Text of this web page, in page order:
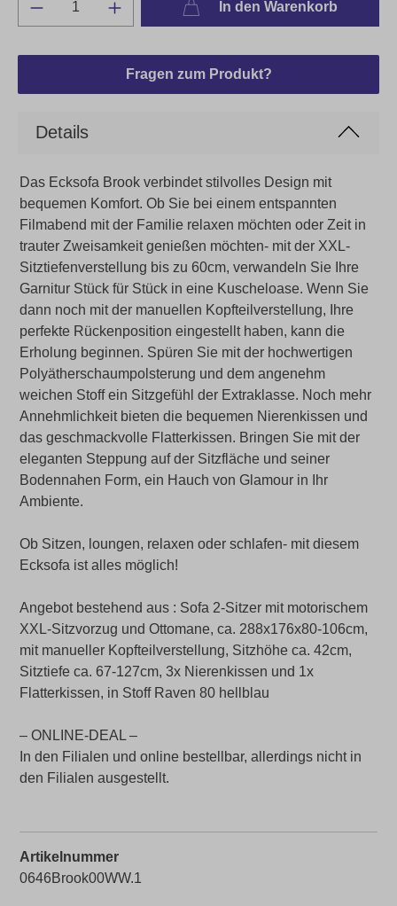
In den Warenkorb
Fragen zum Produkt?
Details
Das Ecksofa Brook verbindet stilvolles Design mit
bequemen Komfort. Ob Sie bei einem entspannten
Filmabend mit der Familie relaxen möchten oder Zeit in
trauter Zweisamkeit genießen möchten- mit der XXL-
Sitztiefenverstellung bis zu 60cm, verwandeln Sie Ihre
Garnitur Stück für Stück in eine Kuscheloase. Wenn Sie
dann noch mit der manuellen Kopfteilverstellung, Ihre
perfekte Rückenposition eingestellt haben, kann die
Erholung beginnen. Spüren Sie mit der hochwertigen
Polyätherschaumpolsterung und dem angenehm
weichen Stoff ein Sitzgefühl der Extraklasse. Noch mehr
Annehmlichkeit bieten die bequemen Nierenkissen und
das geschmackvolle Flatterkissen. Bringen Sie mit der
eleganten Steppung auf der Sitzfläche und seiner
Bodennahen Form, ein Hauch von Glamour in Ihr
Ambiente.
Ob Sitzen, loungen, relaxen oder schlafen- mit diesem
Ecksofa ist alles möglich!
Angebot bestehend aus : Sofa 2-Sitzer mit motorischem
XXL-Sitzvorzug und Ottomane, ca. 288x176x80-106cm,
mit manueller Kopfteilverstellung, Sitzhöhe ca. 42cm,
Sitztiefe ca. 67-127cm, 3x Nierenkissen und 1x
Flatterkissen, in Stoff Raven 80 hellblau
– ONLINE-DEAL –
In den Filialen und online bestellbar, allerdings nicht in
den Filialen ausgestellt.
Artikelnummer
0646Brook00WW.1